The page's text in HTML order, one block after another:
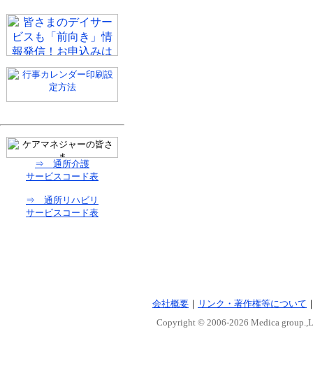
⇒ 通所介護
サービスコード表
⇒ 通所リハビリ
サービスコード表
会社概要 ｜ リンク・著作権等について
Copyright © 2006-2026 Medica